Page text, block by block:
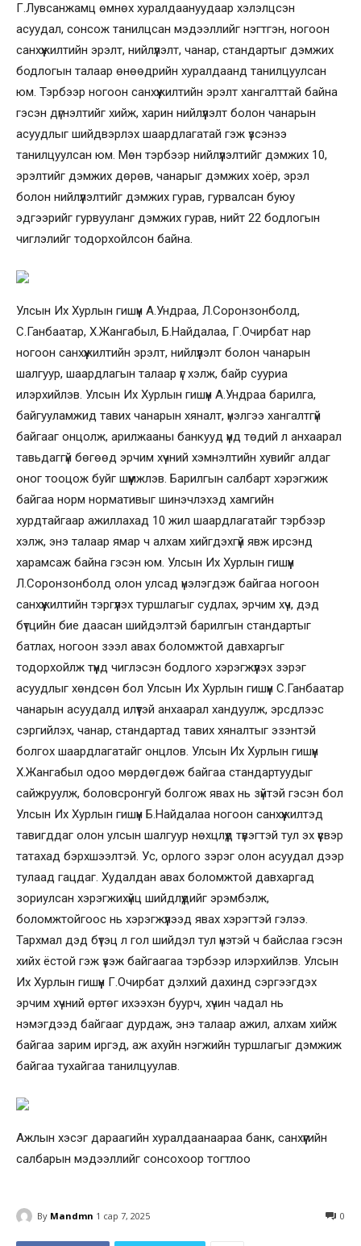
Г.Лувсанжамц өмнөх хуралдаануудаар хэлэлцсэн
асуудал, сонсож танилцсан мэдээллийг нэгтгэн, ногоон
санхүүжилтийн эрэлт, нийлүүлэлт, чанар, стандартыг дэмжих
бодлогын талаар өнөөдрийн хуралдаанд танилцуулсан
юм. Тэрбээр ногоон санхүүжилтийн эрэлт хангалттай байна
гэсэн дүгнэлтийг хийж, харин нийлүүлэлт болон чанарын
асуудлыг шийдвэрлэх шаардлагатай гэж үзсэнээ
танилцуулсан юм. Мөн тэрбээр нийлүүлэлтийг дэмжих 10,
эрэлтийг дэмжих дөрөв, чанарыг дэмжих хоёр, эрэл
болон нийлүүлэлтийг дэмжих гурав, гурвалсан буюу
эдгээрийг гурвууланг дэмжих гурав, нийт 22 бодлогын
чиглэлийг тодорхойлсон байна.
Улсын Их Хурлын гишүүн А.Ундраа, Л.Соронзонболд,
С.Ганбаатар, Х.Жангабыл, Б.Найдалаа, Г.Очирбат нар
ногоон санхүүжилтийн эрэлт, нийлүүлэлт болон чанарын
шалгуур, шаардлагын талаар үг хэлж, байр сууриа
илэрхийлэв. Улсын Их Хурлын гишүүн А.Ундраа барилга,
байгууламжид тавих чанарын хяналт, үнэлгээ хангалтгүй
байгааг онцолж, арилжааны банкууд үүнд төдий л анхаарал
тавьдаггүй бөгөөд эрчим хүчний хэмнэлтийн хувийг алдаг
оног тооцож буйг шүүмжлэв. Барилгын салбарт хэрэгжиж
байгаа норм нормативыг шинэчлэхэд хамгийн
хурдтайгаар ажиллахад 10 жил шаардлагатайг тэрбээр
хэлж, энэ талаар ямар ч алхам хийгдэхгүй явж ирсэнд
харамсаж байна гэсэн юм. Улсын Их Хурлын гишүүн
Л.Соронзонболд олон улсад үнэлэгдэж байгаа ногоон
санхүүжилтийн тэргүүлэх туршлагыг судлах, эрчим хүч, дэд
бүтцийн бие даасан шийдэлтэй барилгын стандартыг
батлах, ногоон зээл авах боломжтой давхаргыг
тодорхойлж түүнд чиглэсэн бодлого хэрэгжүүлэх зэрэг
асуудлыг хөндсөн бол Улсын Их Хурлын гишүүн С.Ганбаатар
чанарын асуудалд илүүтэй анхаарал хандуулж, эрсдлээс
сэргийлэх, чанар, стандартад тавих хяналтыг эзэнтэй
болгох шаардлагатайг онцлов. Улсын Их Хурлын гишүүн
Х.Жангабыл одоо мөрдөгдөж байгаа стандартуудыг
сайжруулж, боловсронгуй болгож явах нь зүйтэй гэсэн бол
Улсын Их Хурлын гишүүн Б.Найдалаа ногоон санхүүжилтэд
тавигддаг олон улсын шалгуур нөхцлүүд түвэгтэй тул эх үүсвэр
татахад бэрхшээлтэй. Ус, орлого зэрэг олон асуудал дээр
тулаад гацдаг. Худалдан авах боломжтой давхаргад
зориулсан хэрэгжихүйц шийдлүүдийг эрэмбэлж,
боломжтойгоос нь хэрэгжүүлээд явах хэрэгтэй гэлээ.
Тархмал дэд бүтэц л гол шийдэл тул үнэтэй ч байслаа гэсэн
хийх ёстой гэж үзэж байгаагаа тэрбээр илэрхийлэв. Улсын
Их Хурлын гишүүн Г.Очирбат дэлхий дахинд сэргээгдэх
эрчим хүчний өртөг ихээхэн буурч, хүчин чадал нь
нэмэгдээд байгааг дурдаж, энэ талаар ажил, алхам хийж
байгаа зарим иргэд, аж ахуйн нэгжийн туршлагыг дэмжиж
байгаа тухайгаа танилцуулав.
Ажлын хэсэг дараагийн хуралдаанаараа банк, санхүүгийн
салбарын мэдээллийг сонсохоор тогтлоо
By Mandmn 1 сар 7, 2025 0